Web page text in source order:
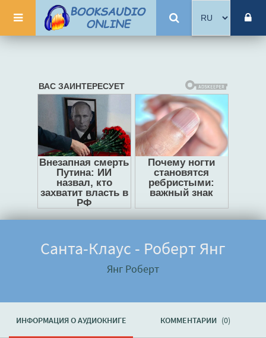
Санта-Клаус - Роберт Янг
Янг Роберт
ИНФОРМАЦИЯ О АУДИОКНИГЕ КОММЕНТАРИИ (0)